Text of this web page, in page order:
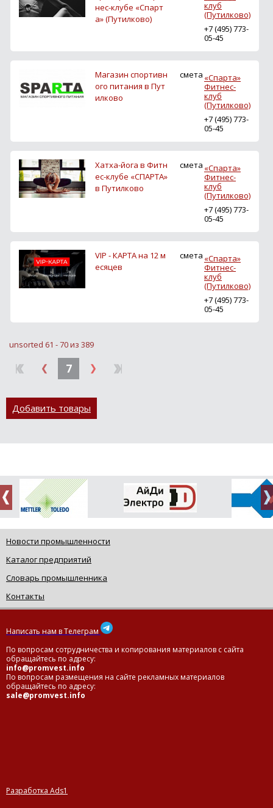
нес-клубе «Спарт
а» (Путилково)
клуб
(Путилково)
+7 (495) 773-
05-45
Магазин спортивн
ого питания в Пут
илково
смета «Спарта»
Фитнес-
клуб
(Путилково)
+7 (495) 773-
05-45
Хатха-йога в Фитн
ес-клубе «СПАРТА»
в Путилково
смета «Спарта»
Фитнес-
клуб
(Путилково)
+7 (495) 773-
05-45
VIP - КАРТА на 12 м
есяцев
смета «Спарта»
Фитнес-
клуб
(Путилково)
+7 (495) 773-
05-45
unsorted 61 - 70 из 389
7
Добавить товары
Новости промышленности
Каталог предприятий
Словарь промышленника
Контакты
Написать нам в Телеграм
По вопросам сотрудничества и копирования материалов с сайта
обращайтесь по адресу:
info@promvest.info
По вопросам размещения на сайте рекламных материалов
обращайтесь по адресу:
sale@promvest.info
Разработка Ads1